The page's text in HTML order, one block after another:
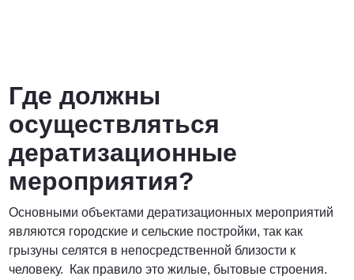
Где должны
осуществляться
дератизационные
мероприятия?
Основными объектами дератизационных мероприятий
являются городские и сельские постройки, так как
грызуны селятся в непосредственной близости к
человеку. Как правило это жилые, бытовые строения.